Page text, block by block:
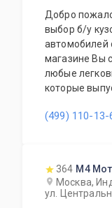
Добро
выбор б/у
автомобилей
магазине Вы
любые
которые
средства
Mercedes-
(499) 110-13-
364 М4
Москва,
ул.